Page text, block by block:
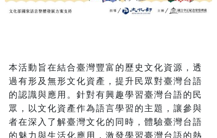
本活動旨在結合臺灣豐富的歷史文化資源，透
過有形及無形文化資產，提升民眾對臺灣台語
的認識與應用。針對有興趣學習臺灣台語的民
眾，以文化資產作為語言學習的主題，讓參與
者在深入了解臺灣文化的同時，體驗臺灣台語
的魅力與生活化應用，激發學習臺灣台語的熱